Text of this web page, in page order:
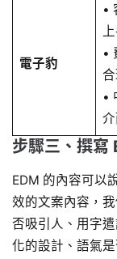
電子豹
•
•
•
步驟三、撰寫
EDM 的內容可以
效的文案內容，
否吸引人、用字
化的設計、語氣